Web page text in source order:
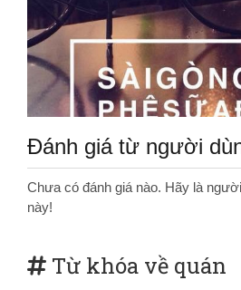
Đánh giá từ người
Chưa có đánh giá nào. Hãy là
này!
Từ khóa về quán